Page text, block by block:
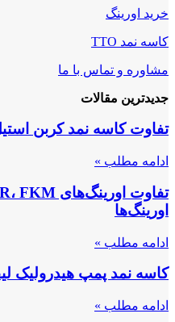
خرید اورینگ
کاسه نمد TTO
مشاوره و تماس با ما
جدیدترین مقالات
تفاوت کاسه نمد کربن
ادامه مطلب »
اورینگ‌ها
ادامه مطلب »
کاسه نمد پمپ هیدرولیک
ادامه مطلب »